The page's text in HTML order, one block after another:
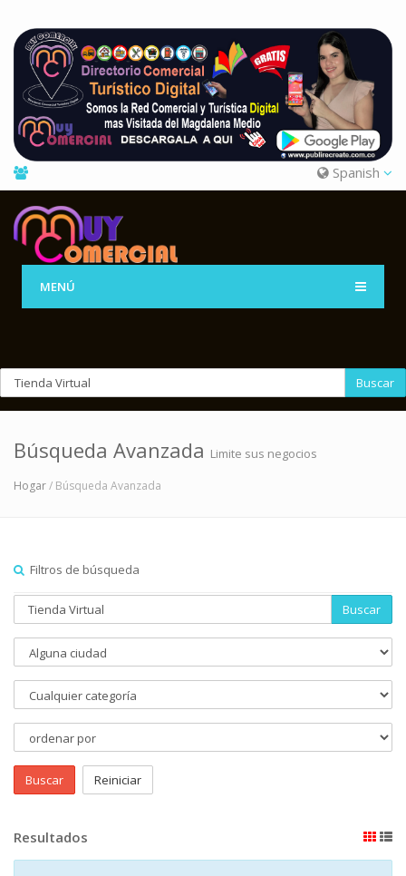
Spanish
MENÚ
Buscar
Búsqueda Avanzada Limite sus negocios
Hogar/ Búsqueda Avanzada
Filtros de búsqueda
Buscar
Buscar Reiniciar
Resultados